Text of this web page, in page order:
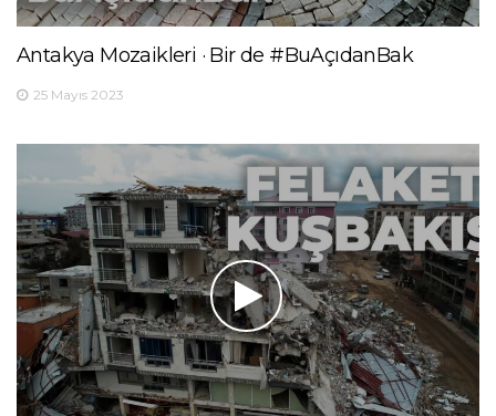
Antakya Mozaikleri · Bir de #BuAçıdanBak
25 Mayıs 2023